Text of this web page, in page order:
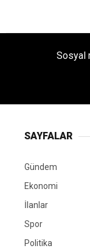
Sosyal
SAYFALAR
Gündem
Ekonomi
İlanlar
Spor
Politika